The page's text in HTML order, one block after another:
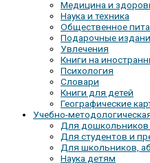
Медицина и
Наука и техника
Общественное
Подарочные
Увлечения
Книги на
Психология
Словари
Книги для детей
Географические
Учебно-
Для дошкольников
Для студентов и
Для школьников,
Наука детям